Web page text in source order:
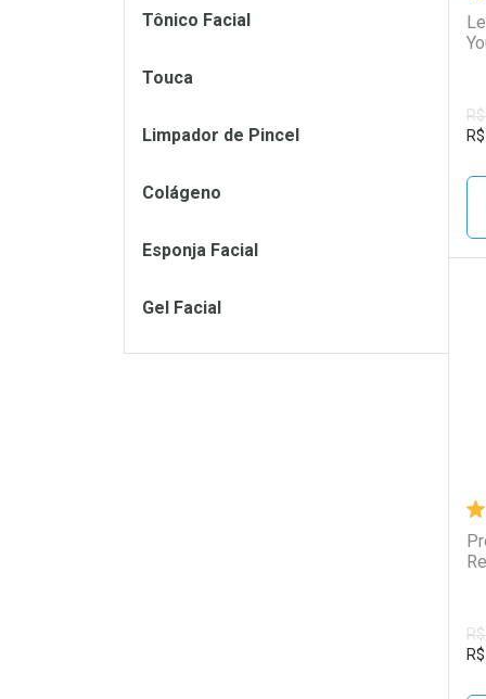
R$
R$
Tônico Facial
Touca
Limpador de Pincel
Colágeno
Esponja Facial
Gel Facial